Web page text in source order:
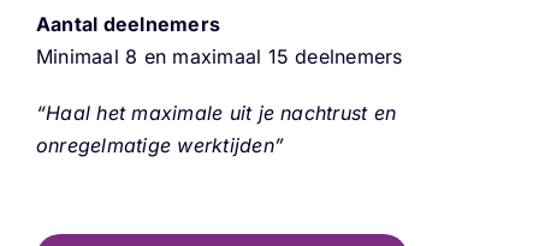
Aantal deelnemers
Minimaal 8 en maximaal 15 deelnemers
“Haal het maximale uit je nachtrust en
onregelmatige werktijden”